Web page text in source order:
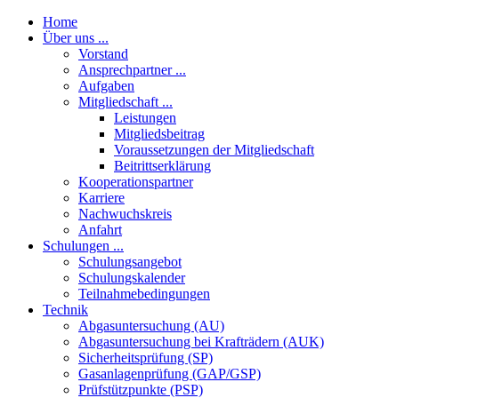
Home
Über uns ...
Vorstand
Ansprechpartner ...
Aufgaben
Mitgliedschaft ...
Leistungen
Mitgliedsbeitrag
Voraussetzungen der Mitgliedschaft
Beitrittserklärung
Kooperationspartner
Karriere
Nachwuchskreis
Anfahrt
Schulungen ...
Schulungsangebot
Schulungskalender
Teilnahmebedingungen
Technik
Abgasuntersuchung (AU)
Abgasuntersuchung bei Krafträdern (AUK)
Sicherheitsprüfung (SP)
Gasanlagenprüfung (GAP/GSP)
Prüfstützpunkte (PSP)